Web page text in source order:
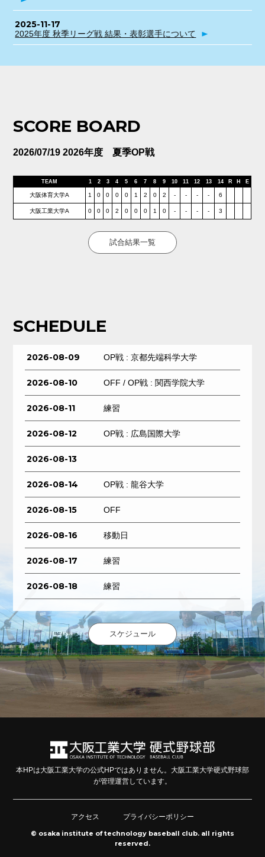
2025-11-17
2025年度 秋季リーグ戦 結果・表彰選手について
SCORE BOARD
2026/07/19 2026年度 夏季OP戦
TEAM 1 2 3 4 5 6 7 8 9 10 11 12 13 14 R H E
大阪体育大学A 1 0 0 0 0 1 2 0 2 - - - - 6
大阪工業大学A 0 0 0 2 0 0 0 1 0 - - - - 3
試合結果一覧
SCHEDULE
2026-08-09 OP戦 : 京都先端科学大学
2026-08-10 OFF / OP戦 : 関西学院大学
2026-08-11 練習
2026-08-12 OP戦 : 広島国際大学
2026-08-13
2026-08-14 OP戦 : 龍谷大学
2026-08-15 OFF
2026-08-16 移動日
2026-08-17 練習
2026-08-18 練習
スケジュール
本HPは大阪工業大学の公式HPではありません。大阪工業大学硬式野球部
が管理運営しています。
アクセス
プライバシーポリシー
© osaka institute of technology baseball club. all rights
reserved.